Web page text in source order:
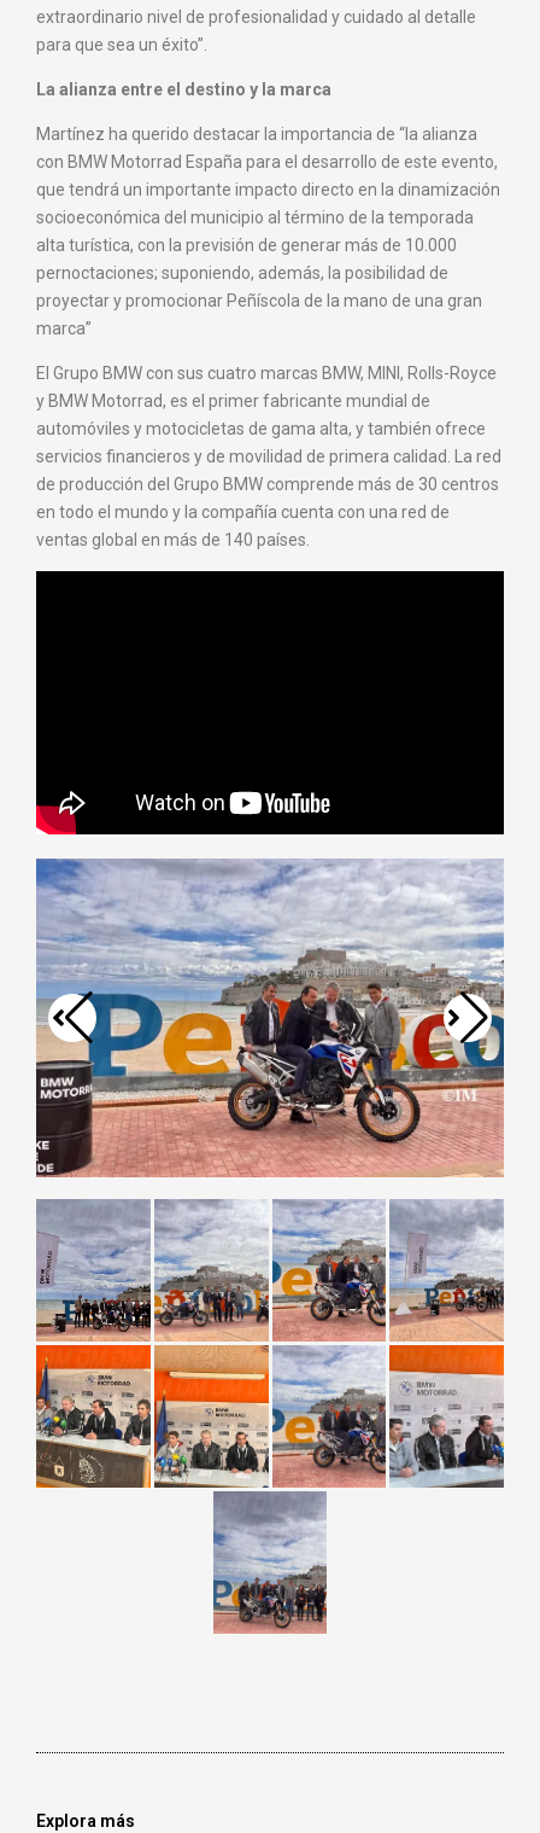
extraordinario nivel de profesionalidad y cuidado al detalle
para que sea un éxito”.
La alianza entre el destino y la marca
Martínez ha querido destacar la importancia de “la alianza
con BMW Motorrad España para el desarrollo de este evento,
que tendrá un importante impacto directo en la dinamización
socioeconómica del municipio al término de la temporada
alta turística, con la previsión de generar más de 10.000
pernoctaciones; suponiendo, además, la posibilidad de
proyectar y promocionar Peñíscola de la mano de una gran
marca”
El Grupo BMW con sus cuatro marcas BMW, MINI, Rolls-Royce
y BMW Motorrad, es el primer fabricante mundial de
automóviles y motocicletas de gama alta, y también ofrece
servicios financieros y de movilidad de primera calidad. La red
de producción del Grupo BMW comprende más de 30 centros
en todo el mundo y la compañía cuenta con una red de
ventas global en más de 140 países.
Explora más